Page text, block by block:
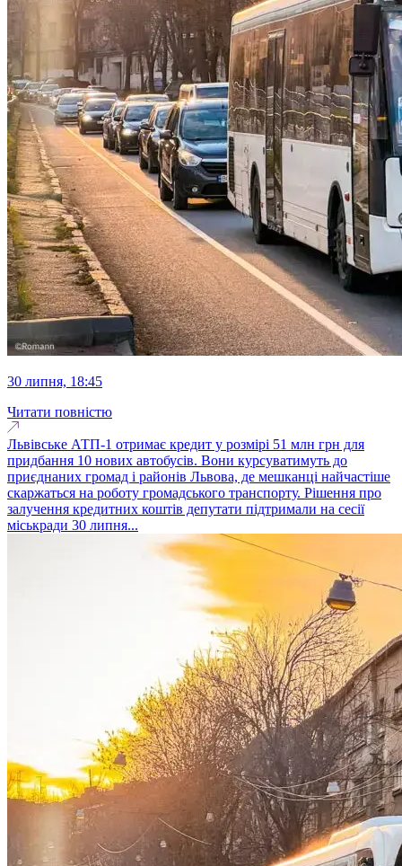
30 липня, 18:45
Читати повністю
Львівське АТП-1 отримає кредит у розмірі 51 млн грн для
придбання 10 нових автобусів. Вони курсуватимуть до
приєднаних громад і районів Львова, де мешканці найчастіше
скаржаться на роботу громадського транспорту. Рішення про
залучення кредитних коштів депутати підтримали на сесії
міськради 30 липня...